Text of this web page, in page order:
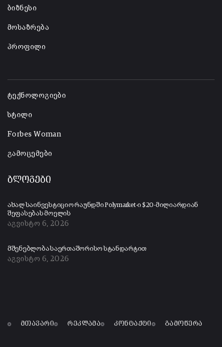
ბიზნესი
მოსაზრება
პროფილი
ტექნოლოგიები
სტილი
Forbes Woman
გამოცემები
ბლოგები
ახალ საინვესტიციო რაუნდში Polymarket-ი $20-მილიარდიან
შეფასებას მოელის
აგვისტო 6, 2026
მშენებლობა საერთაშორისო სტანდარტით
აგვისტო 6, 2026
მთავარი რეკლამა კონტაქტი გამოწერა